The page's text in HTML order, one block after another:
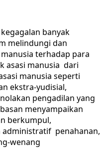
banyak
melindungi dan
terhadap para
asasi manusia dari
manusia seperti
ekstra-yudisial,
pengadilan yang
menyampaikan
berkumpul,
administratif penahanan,
wenang